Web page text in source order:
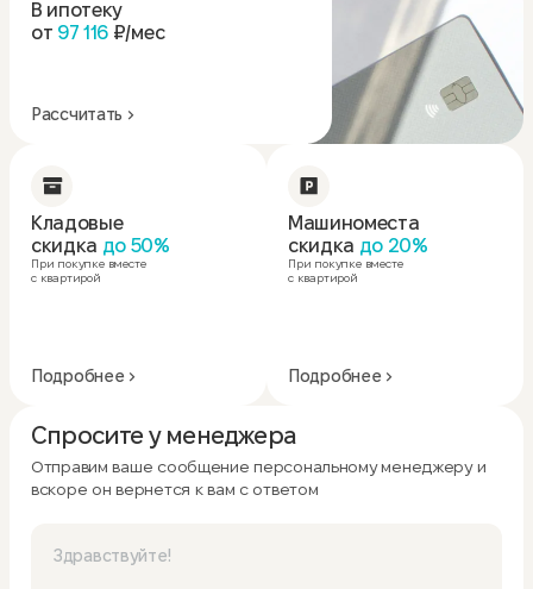
В ипотеку
от 97 116 ₽/мес
Рассчитать
Кладовые
скидка до 50%
При покупке вместе
с квартирой
Подробнее
Машиноместа
скидка до 20%
При покупке вместе
с квартирой
Подробнее
Спросите у менеджера
Отправим ваше сообщение персональному менеджеру и
вскоре он вернется к вам с ответом